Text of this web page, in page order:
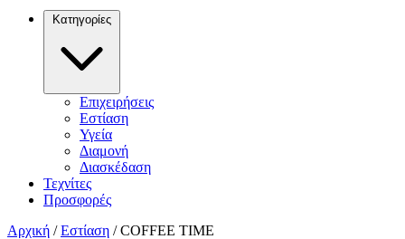
Κατηγορίες
Επιχειρήσεις
Εστίαση
Υγεία
Διαμονή
Διασκέδαση
Τεχνίτες
Προσφορές
Αρχική / Εστίαση / COFFEE TIME